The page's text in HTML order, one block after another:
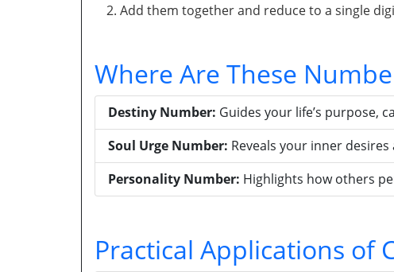
Add them together and reduce to a single
Where Are These
Destiny Number: Guides your life’s purpose,
Soul Urge Number: Reveals your inner
Personality Number: Highlights how others
Practical Applications of